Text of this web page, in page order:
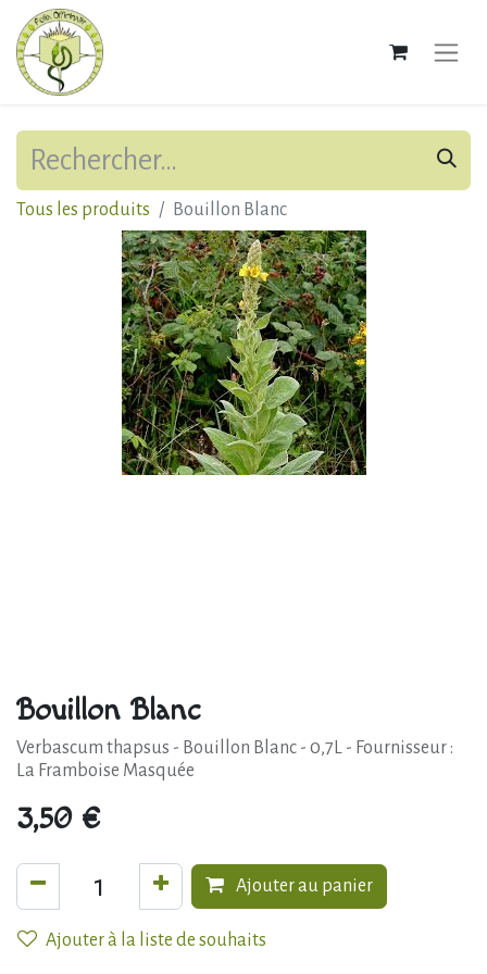
Tous les produits Bouillon Blanc
Bouillon Blanc
Verbascum thapsus - Bouillon Blanc - 0,7L - Fournisseur :
La Framboise Masquée
3,50€
Ajouter au panier
Ajouter à la liste de souhaits